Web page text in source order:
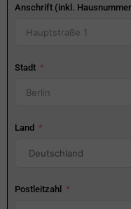
Anschrift (inkl.
Stadt
Land
Postleitzahl